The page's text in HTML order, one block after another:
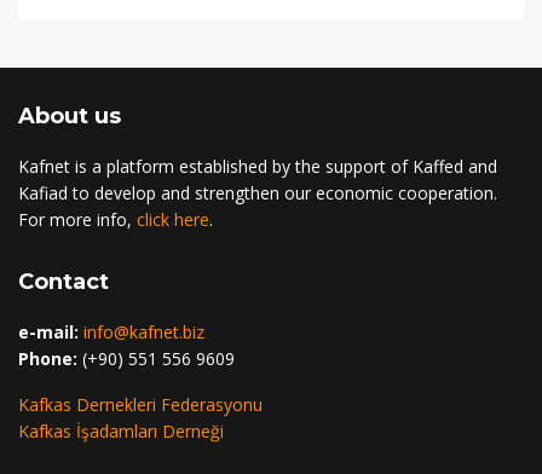
About us
Kafnet is a platform established by the support of Kaffed and
Kafiad to develop and strengthen our economic cooperation.
For more info, click here.
Contact
e-mail: info@kafnet.biz
Phone: (+90) 551 556 9609
Kafkas Dernekleri Federasyonu
Kafkas İşadamları Derneği